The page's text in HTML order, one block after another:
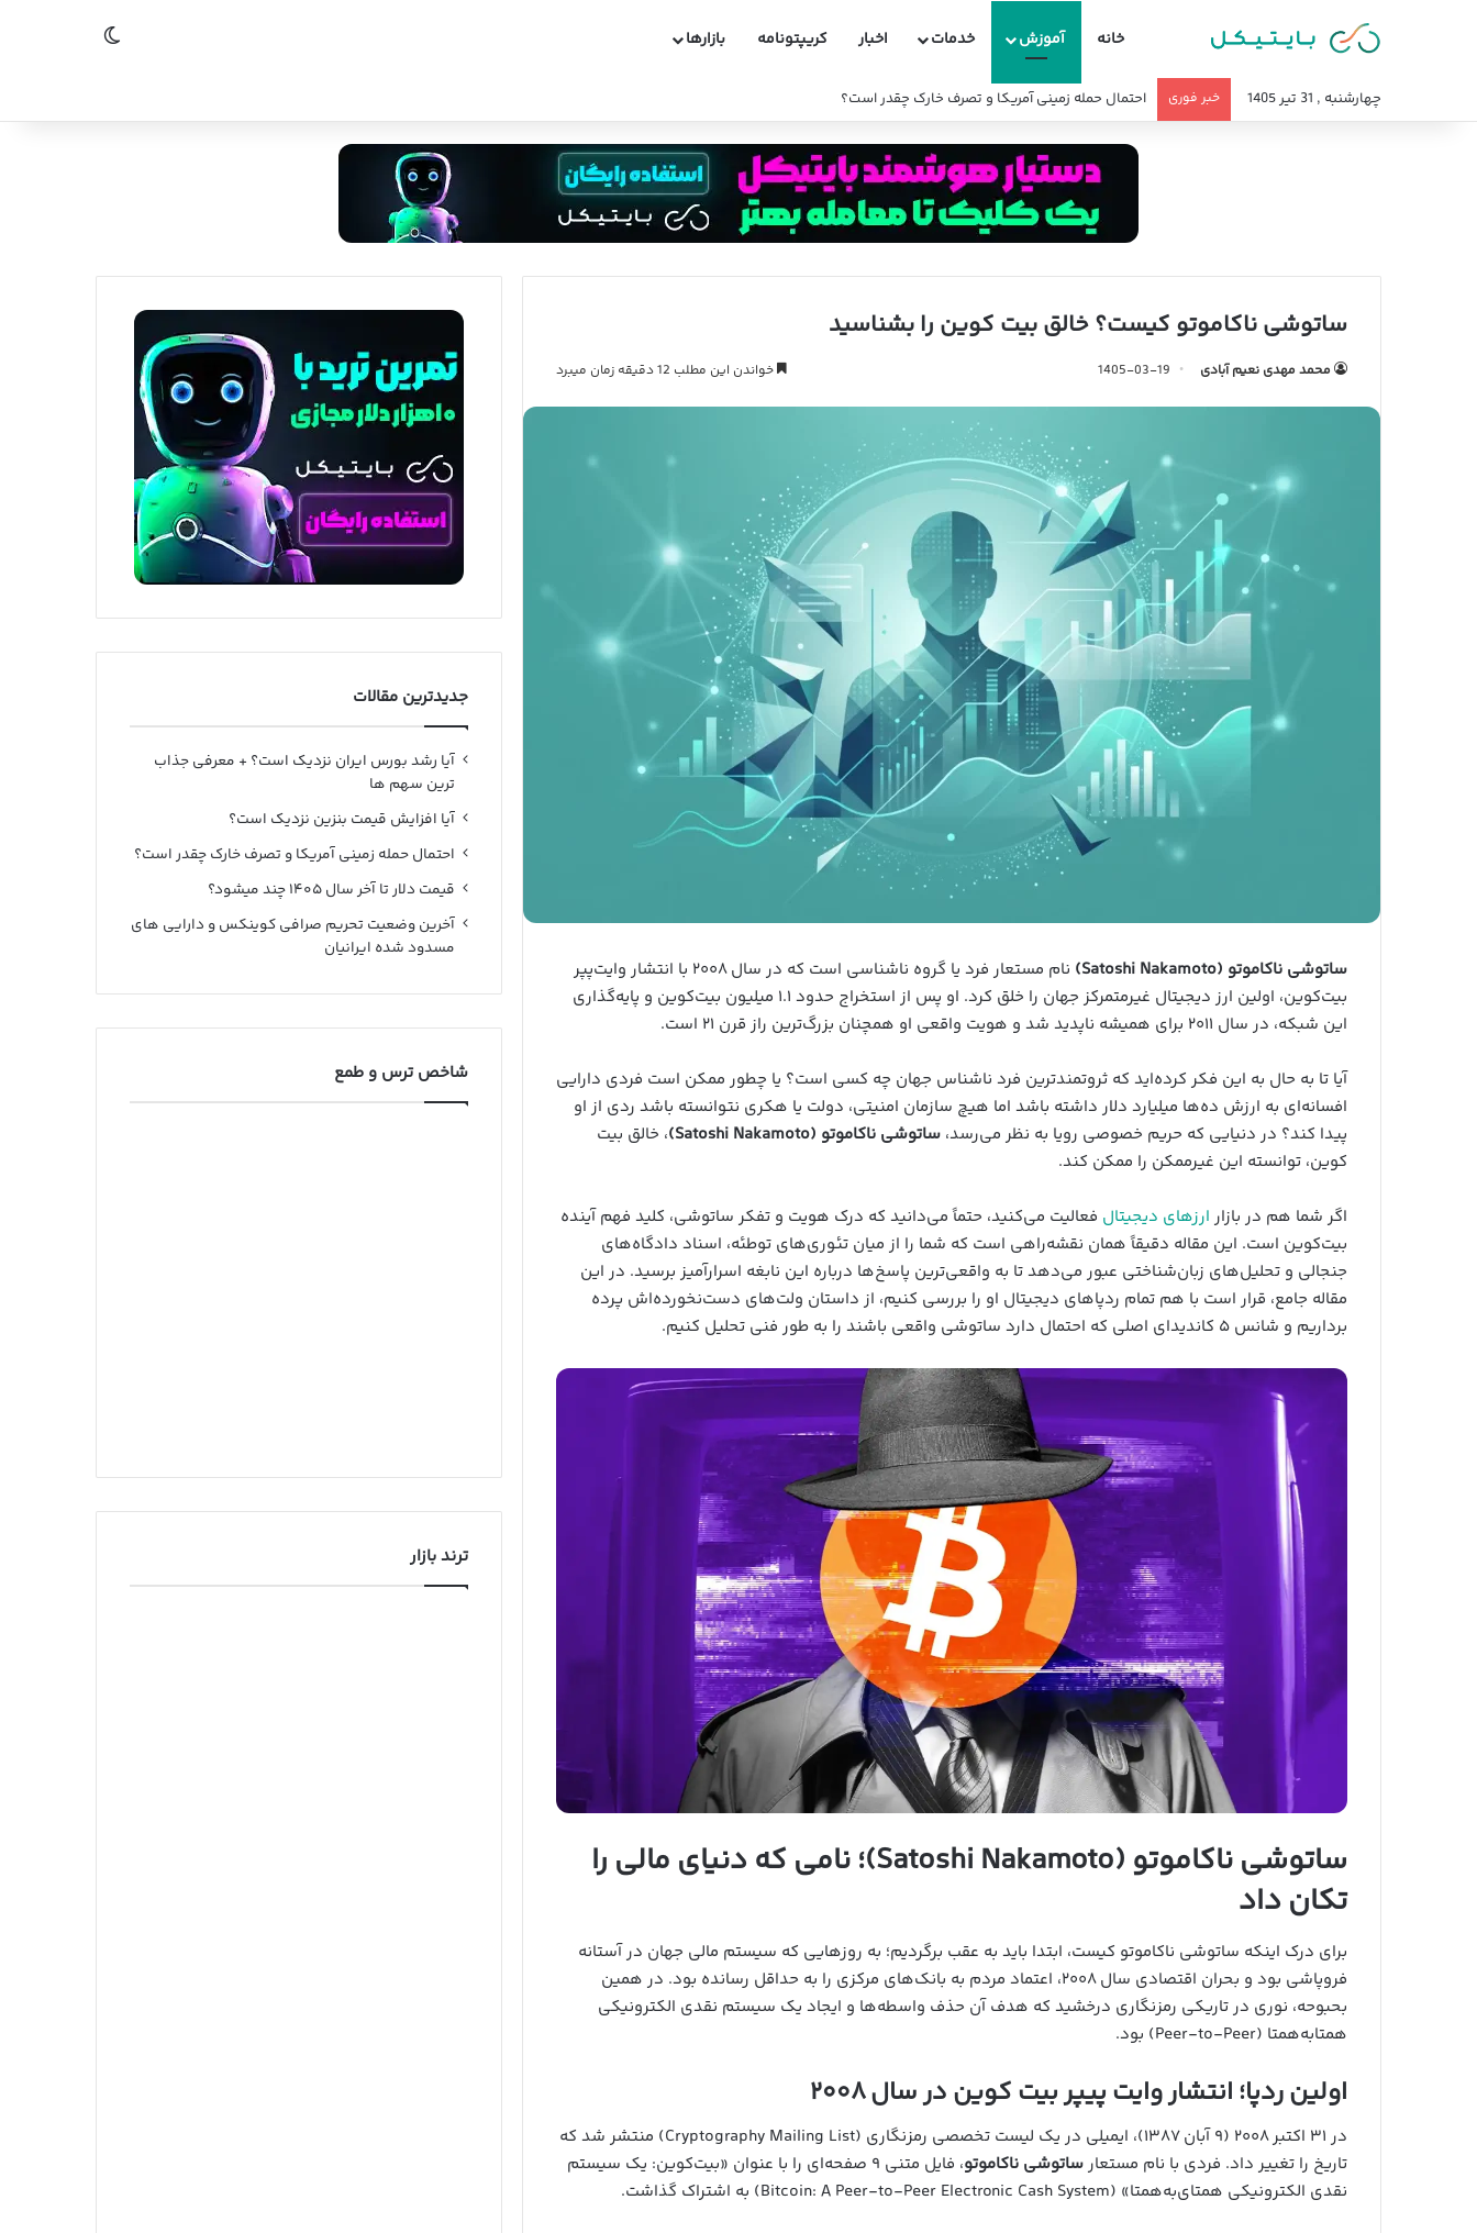
خانه آموزش خدمات اخبار کریپتونامه بازارها
چهارشنبه , 31 تیر 1405 خبر فوری احتمال حمله زمینی آمریکا و تصرف خارک چقدر است؟
ساتوشی ناکاموتو کیست؟ خالق بیت کوین را بشناسید
محمد مهدی نعیم آبادی 1405-03-19 خواندن این مطلب 12 دقیقه زمان میبرد
ساتوشی ناکاموتو (Satoshi Nakamoto)
نام مستعار فرد یا گروه ناشناسی است که در سال ۲۰۰۸ با انتشار وایت‌پپر
بیت‌کوین، اولین ارز دیجیتال غیرمتمرکز جهان را خلق کرد. او پس از استخراج حدود ۱.۱ میلیون بیت‌کوین و پایه‌گذاری
این شبکه، در سال ۲۰۱۱ برای همیشه ناپدید شد و هویت واقعی او همچنان بزرگ‌ترین راز قرن ۲۱ است.
آیا تا به حال به این فکر کرده‌اید که ثروتمندترین فرد ناشناس جهان چه کسی است؟ یا چطور ممکن است فردی دارایی
افسانه‌ای به ارزش ده‌ها میلیارد دلار داشته باشد اما هیچ سازمان امنیتی، دولت یا هکری نتوانسته باشد ردی از او
پیدا کند؟ در دنیایی که حریم خصوصی رویا به نظر می‌رسد، ساتوشی ناکاموتو (Satoshi Nakamoto)
، خالق بیت
کوین، توانسته این غیرممکن را ممکن کند.
اگر شما هم در بازار ارزهای دیجیتال فعالیت می‌کنید، حتماً می‌دانید که درک هویت و تفکر ساتوشی، کلید فهم آینده
بیت‌کوین است. این مقاله دقیقاً همان نقشه‌راهی است که شما را از میان تئوری‌های توطئه، اسناد دادگاه‌های
جنجالی و تحلیل‌های زبان‌شناختی عبور می‌دهد تا به واقعی‌ترین پاسخ‌ها درباره این نابغه اسرارآمیز برسید. در این
مقاله جامع، قرار است با هم تمام ردپاهای دیجیتال او را بررسی کنیم، از داستان ولت‌های دست‌نخورده‌اش پرده
برداریم و شانس ۵ کاندیدای اصلی که احتمال دارد ساتوشی واقعی باشند را به طور فنی تحلیل کنیم.
ساتوشی ناکاموتو (Satoshi Nakamoto)؛ نامی که دنیای مالی را
تکان داد
برای درک اینکه ساتوشی ناکاموتو کیست، ابتدا باید به عقب برگردیم؛ به روزهایی که سیستم مالی جهان در آستانه
فروپاشی بود و بحران اقتصادی سال ۲۰۰۸، اعتماد مردم به بانک‌های مرکزی را به حداقل رسانده بود. در همین
بحبوحه، نوری در تاریکی رمزنگاری درخشید که هدف آن حذف واسطه‌ها و ایجاد یک سیستم نقدی الکترونیکی
همتا‌به‌همتا (Peer-to-Peer) بود.
اولین ردپا؛ انتشار وایت پیپر بیت کوین در سال ۲۰۰۸
در ۳۱ اکتبر ۲۰۰۸ (۹ آبان ۱۳۸۷)، ایمیلی در یک لیست تخصصی رمزنگاری (Cryptography Mailing List) منتشر شد که
تاریخ را تغییر داد. فردی با نام مستعارساتوشی ناکاموتو
، فایل متنی ۹ صفحه‌ای را با عنوان «بیت‌کوین: یک سیستم
نقدی الکترونیکی همتای‌به‌همتا» (Bitcoin: A Peer-to-Peer Electronic Cash System) به اشتراک گذاشت.
جدیدترین مقالات
آیا رشد بورس ایران نزدیک است؟ + معرفی جذاب
ترین سهم ها
آیا افزایش قیمت بنزین نزدیک است؟
احتمال حمله زمینی آمریکا و تصرف خارک چقدر است؟
قیمت دلار تا آخر سال ۱۴۰۵ چند میشود؟
آخرین وضعیت تحریم صرافی کوینکس و دارایی های
مسدود شده ایرانیان
شاخص ترس و طمع
ترند بازار